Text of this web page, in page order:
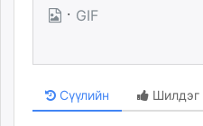
· GIF
Сүүлийн Шилдэг